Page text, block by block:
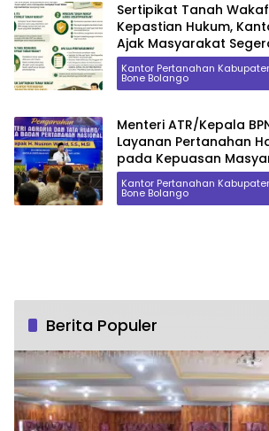
Sertipikat Tanah
Kepastian Hukum,
Ajak Masyarakat
Wakaf
Kantor Pertanahan
Bone Bolango
Menteri ATR/Kepala
Layanan Pertanahan
pada Kepuasan
Kantor Pertanahan
Bone Bolango
Berita Populer